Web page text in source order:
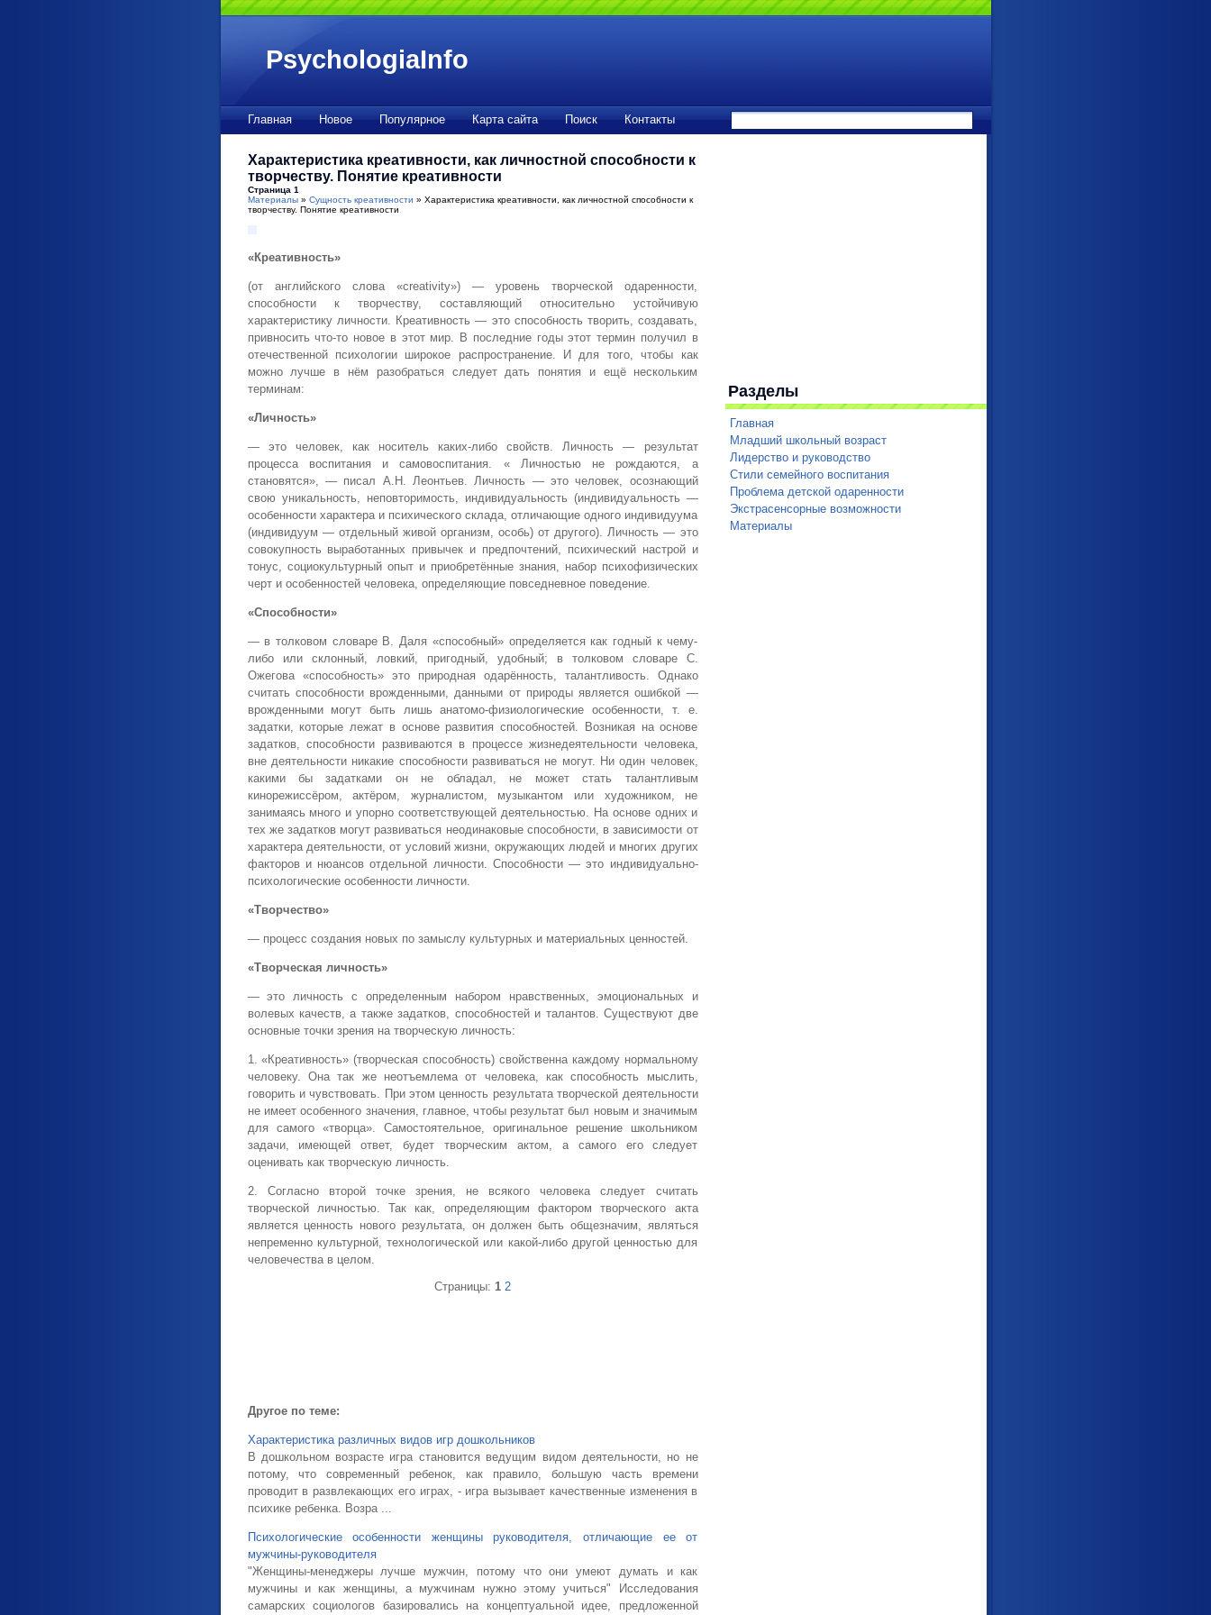
PsychologiaInfo
Главная Новое Популярное Карта сайта Поиск Контакты
Характеристика креативности, как личностной способности к
творчеству. Понятие креативности
Страница 1
Материалы» Сущность креативности » Характеристика креативности, как личностной способности к
творчеству. Понятие креативности
«Креативность»
(от английского слова «creativity») — уровень творческой одаренности,
способности к творчеству, составляющий относительно устойчивую
характеристику личности. Креативность — это способность творить, создавать,
привносить что-то новое в этот мир. В последние годы этот термин получил в
отечественной психологии широкое распространение. И для того, чтобы как
можно лучше в нём разобраться следует дать понятия и ещё нескольким
терминам:
«Личность»
— это человек, как носитель каких-либо свойств. Личность — результат
процесса воспитания и самовоспитания. « Личностью не рождаются, а
становятся», — писал А.Н. Леонтьев. Личность — это человек, осознающий
свою уникальность, неповторимость, индивидуальность (индивидуальность —
особенности характера и психического склада, отличающие одного индивидуума
(индивидуум — отдельный живой организм, особь) от другого). Личность — это
совокупность выработанных привычек и предпочтений, психический настрой и
тонус, социокультурный опыт и приобретённые знания, набор психофизических
черт и особенностей человека, определяющие повседневное поведение.
«Способности»
— в толковом словаре В. Даля «способный» определяется как годный к чему-
либо или склонный, ловкий, пригодный, удобный; в толковом словаре С.
Ожегова «способность» это природная одарённость, талантливость. Однако
считать способности врожденными, данными от природы является ошибкой —
врожденными могут быть лишь анатомо-физиологические особенности, т. е.
задатки, которые лежат в основе развития способностей. Возникая на основе
задатков, способности развиваются в процессе жизнедеятельности человека,
вне деятельности никакие способности развиваться не могут. Ни один человек,
какими бы задатками он не обладал, не может стать талантливым
кинорежиссёром, актёром, журналистом, музыкантом или художником, не
занимаясь много и упорно соответствующей деятельностью. На основе одних и
тех же задатков могут развиваться неодинаковые способности, в зависимости от
характера деятельности, от условий жизни, окружающих людей и многих других
факторов и нюансов отдельной личности. Способности — это индивидуально-
психологические особенности личности.
«Творчество»
— процесс создания новых по замыслу культурных и материальных ценностей.
«Творческая личность»
— это личность с определенным набором нравственных, эмоциональных и
волевых качеств, а также задатков, способностей и талантов. Существуют две
основные точки зрения на творческую личность:
1. «Креативность» (творческая способность) свойственна каждому нормальному
человеку. Она так же неотъемлема от человека, как способность мыслить,
говорить и чувствовать. При этом ценность результата творческой деятельности
не имеет особенного значения, главное, чтобы результат был новым и значимым
для самого «творца». Самостоятельное, оригинальное решение школьником
задачи, имеющей ответ, будет творческим актом, а самого его следует
оценивать как творческую личность.
2. Согласно второй точке зрения, не всякого человека следует считать
творческой личностью. Так как, определяющим фактором творческого акта
является ценность нового результата, он должен быть общезначим, являться
непременно культурной, технологической или какой-либо другой ценностью для
человечества в целом.
Страницы: 1 2
Другое по теме:
Характеристика различных видов игр дошкольников
В дошкольном возрасте игра становится ведущим видом деятельности, но не
потому, что современный ребенок, как правило, большую часть времени
проводит в развлекающих его играх, - игра вызывает качественные изменения в
психике ребенка. Возра ...
Психологические особенности женщины руководителя, отличающие ее от
мужчины-руководителя
"Женщины-менеджеры лучше мужчин, потому что они умеют думать и как
мужчины и как женщины, а мужчинам нужно этому учиться" Исследования
самарских социологов базировались на концептуальной идее, предложенной
Разделы
Главная
Младший школьный возраст
Лидерство и руководство
Стили семейного воспитания
Проблема детской одаренности
Экстрасенсорные возможности
Материалы